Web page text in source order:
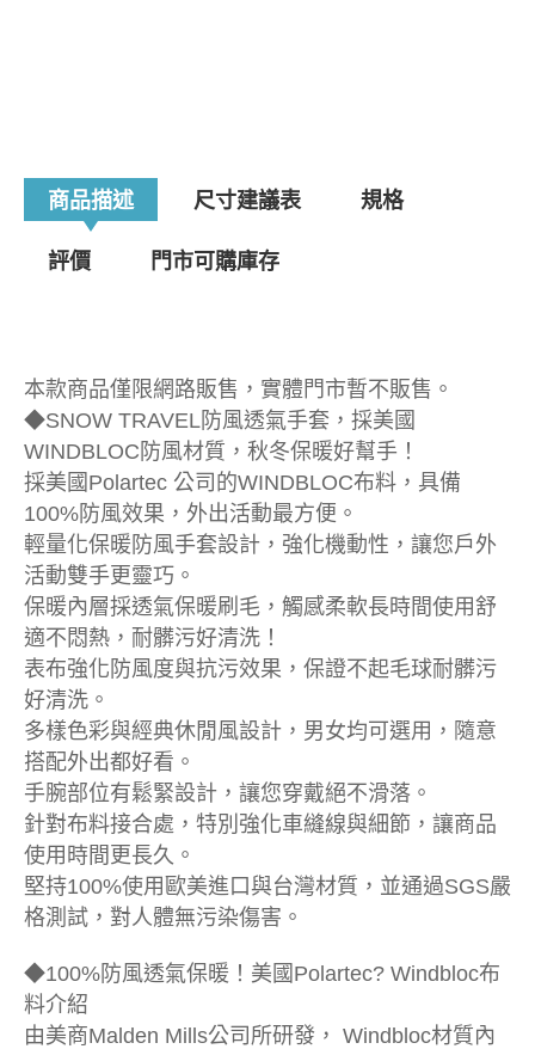
商品描述 尺寸建議表 規格
評價 門市可購庫存
本款商品僅限網路販售，實體門市暫不販售。
◆SNOW TRAVEL防風透氣手套，採美國
WINDBLOC防風材質，秋冬保暖好幫手！
採美國Polartec 公司的WINDBLOC布料，具備
100%防風效果，外出活動最方便。
輕量化保暖防風手套設計，強化機動性，讓您戶外
活動雙手更靈巧。
保暖內層採透氣保暖刷毛，觸感柔軟長時間使用舒
適不悶熱，耐髒污好清洗！
表布強化防風度與抗污效果，保證不起毛球耐髒污
好清洗。
多樣色彩與經典休閒風設計，男女均可選用，隨意
搭配外出都好看。
手腕部位有鬆緊設計，讓您穿戴絕不滑落。
針對布料接合處，特別強化車縫線與細節，讓商品
使用時間更長久。
堅持100%使用歐美進口與台灣材質，並通過SGS嚴
格測試，對人體無污染傷害。
◆100%防風透氣保暖！美國Polartec? Windbloc布
料介紹
由美商Malden Mills公司所研發， Windbloc材質內